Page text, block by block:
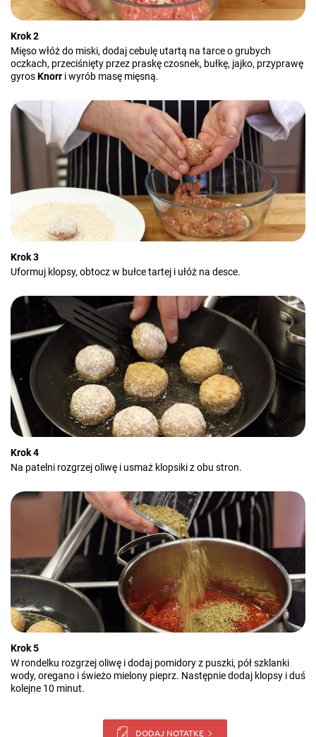
Krok 2
Mięso włóż do miski, dodaj cebulę utartą na tarce o grubych
oczkach, przeciśnięty przez praskę czosnek, bułkę, jajko, przyprawę
gyrosKnorr i wyrób masę mięsną.
Krok 3
Uformuj klopsy, obtocz w bułce tartej i ułóż na desce.
Krok 4
Na patelni rozgrzej oliwę i usmaż klopsiki z obu stron.
Krok 5
W rondelku rozgrzej oliwę i dodaj pomidory z puszki, pół szklanki
wody, oregano i świeżo mielony pieprz. Następnie dodaj klopsy i duś
kolejne 10 minut.
DODAJ NOTATKĘ